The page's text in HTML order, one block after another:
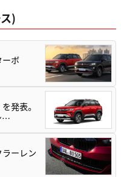
)
ーボ
発表。
…
ーレン